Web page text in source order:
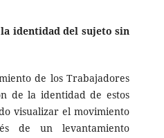
identidad del sujeto sin
de los Trabajadores
de la identidad de estos
visualizar el movimiento
de un levantamiento